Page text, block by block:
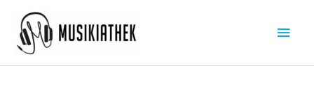
Inhalt
springen